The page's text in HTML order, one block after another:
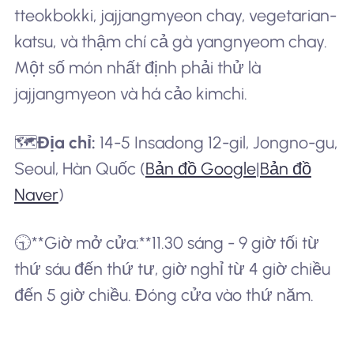
tteokbokki, jajjangmyeon chay, vegetarian-
katsu, và thậm chí cả gà yangnyeom chay.
Một số món nhất định phải thử là
jajjangmyeon và há cảo kimchi.
🗺️Địa chỉ: 14-5 Insadong 12-gil, Jongno-gu,
Seoul, Hàn Quốc (Bản đồ Google|Bản đồ
Naver)
🕤**Giờ mở cửa:**11.30 sáng - 9 giờ tối từ
thứ sáu đến thứ tư, giờ nghỉ từ 4 giờ chiều
đến 5 giờ chiều. Đóng cửa vào thứ năm.